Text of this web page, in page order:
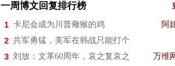
一周博文回复排行榜
1 卡尼会成为川普儆猴的鸡 阿
2 共军勇猛，美军在韩战只能打个
3 刘放：文革60周年，哀之复哀之 万维